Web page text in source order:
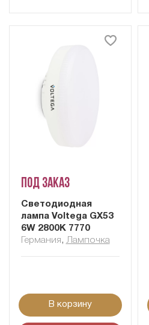
Под заказ
Светодиодная
лампа Voltega GX53
6W 2800K 7770
Германия , Лампочка
В корзину